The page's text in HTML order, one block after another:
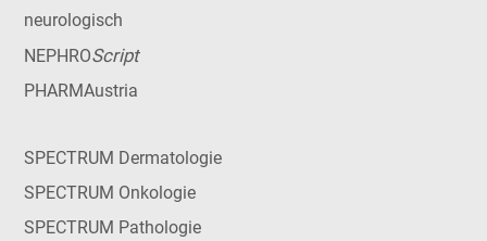
neurologisch
NEPHROScript
PHARMAustria
SPECTRUM Dermatologie
SPECTRUM Onkologie
SPECTRUM Pathologie